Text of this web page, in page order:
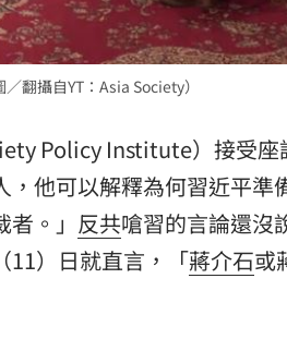
翻攝自YT：Asia Society）
Policy Institute）接受座
他可以解釋為何習近平準
。」 反共嗆習的言論還沒
11）日就直言，「蔣介石或